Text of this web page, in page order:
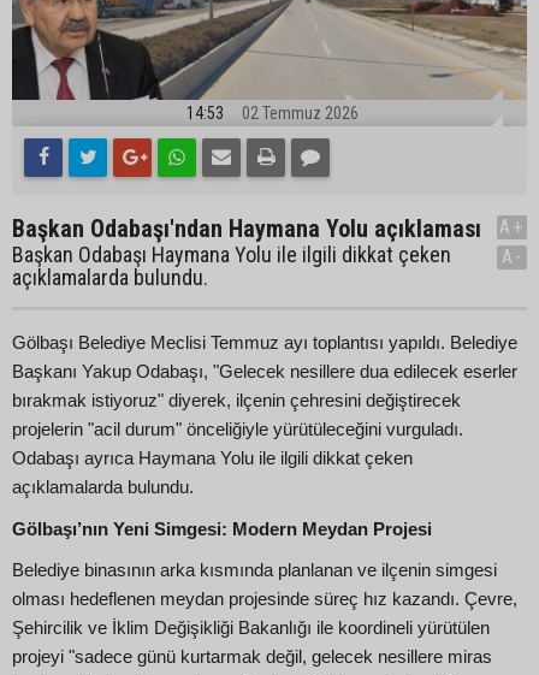
14:53 02 Temmuz 2026
Başkan Odabaşı'ndan Haymana Yolu açıklaması
Başkan Odabaşı Haymana Yolu ile ilgili dikkat çeken
açıklamalarda bulundu.
A+
A-
Gölbaşı Belediye Meclisi Temmuz ayı toplantısı yapıldı. Belediye
Başkanı Yakup Odabaşı, "Gelecek nesillere dua edilecek eserler
bırakmak istiyoruz" diyerek, ilçenin çehresini değiştirecek
projelerin "acil durum" önceliğiyle yürütüleceğini vurguladı.
Odabaşı ayrıca Haymana Yolu ile ilgili dikkat çeken
açıklamalarda bulundu.
Gölbaşı’nın Yeni Simgesi: Modern Meydan Projesi
Belediye binasının arka kısmında planlanan ve ilçenin simgesi
olması hedeflenen meydan projesinde süreç hız kazandı. Çevre,
Şehircilik ve İklim Değişikliği Bakanlığı ile koordineli yürütülen
projeyi "sadece günü kurtarmak değil, gelecek nesillere miras